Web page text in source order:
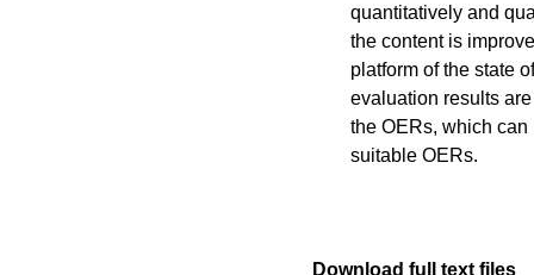
quantitatively and
the content is
platform of the state
evaluation results
the OERs, which
suitable OERs.
Download full text files